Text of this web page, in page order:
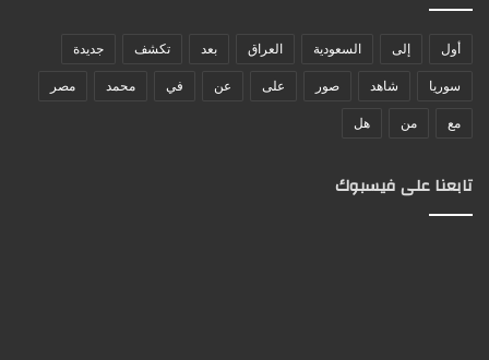
أول إلى السعودية العراق بعد تكشف جديدة
سوريا شاهد صور على عن في محمد مصر
مع من هل
تابعنا على فيسبوك